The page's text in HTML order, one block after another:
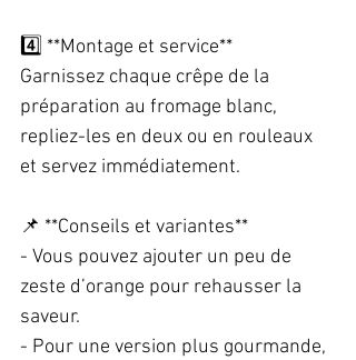
4️⃣ **Montage et service**
Garnissez chaque crêpe de la
préparation au fromage blanc,
repliez-les en deux ou en rouleaux
et servez immédiatement.
📌 **Conseils et variantes**
- Vous pouvez ajouter un peu de
zeste d’orange pour rehausser la
saveur.
- Pour une version plus gourmande,